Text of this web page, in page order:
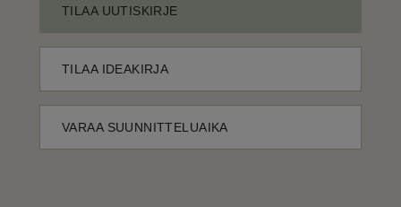
TILAA UUTISKIRJE
TILAA IDEAKIRJA
VARAA SUUNNITTELUAIKA